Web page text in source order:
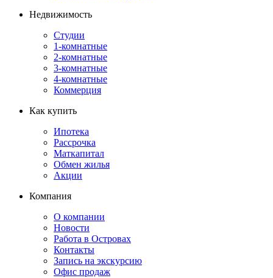
Недвижимость
Студии
1-комнатные
2-комнатные
3-комнатные
4-комнатные
Коммерция
Как купить
Ипотека
Рассрочка
Маткапитал
Обмен жилья
Акции
Компания
О компании
Новости
Работа в Островах
Контакты
Запись на экскурсию
Офис продаж